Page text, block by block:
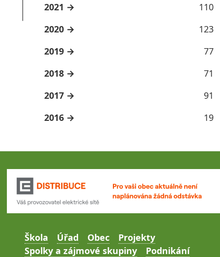
2021
110
2020
123
2019
77
2018
71
2017
91
2016
19
Škola Úřad Obec
Projekty
Spolky a zájmové skupiny
Podnikání